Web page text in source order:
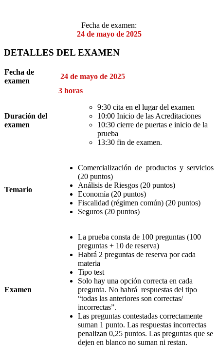
Fecha de examen:
24 de mayo de 2025
DETALLES DEL EXAMEN
Fecha de
examen
24 de mayo de 2025
Duración del
examen
3 horas
9:30 cita en el lugar del examen
10:00 Inicio de las Acreditaciones
10:30 cierre de puertas e inicio de la
prueba
13:30 fin de examen.
Temario
Comercialización de productos y servicios
(20 puntos)
Análisis de Riesgos (20 puntos)
Economía (20 puntos)
Fiscalidad (régimen común) (20 puntos)
Seguros (20 puntos)
Examen
La prueba consta de 100 preguntas (100
preguntas + 10 de reserva)
Habrá 2 preguntas de reserva por cada
materia
Tipo test
Solo hay una opción correcta en cada
pregunta. No habrá respuestas del tipo
“todas las anteriores son correctas/
incorrectas”.
Las preguntas contestadas correctamente
suman 1 punto. Las respuestas incorrectas
penalizan 0,25 puntos. Las preguntas que se
dejen en blanco no suman ni restan.